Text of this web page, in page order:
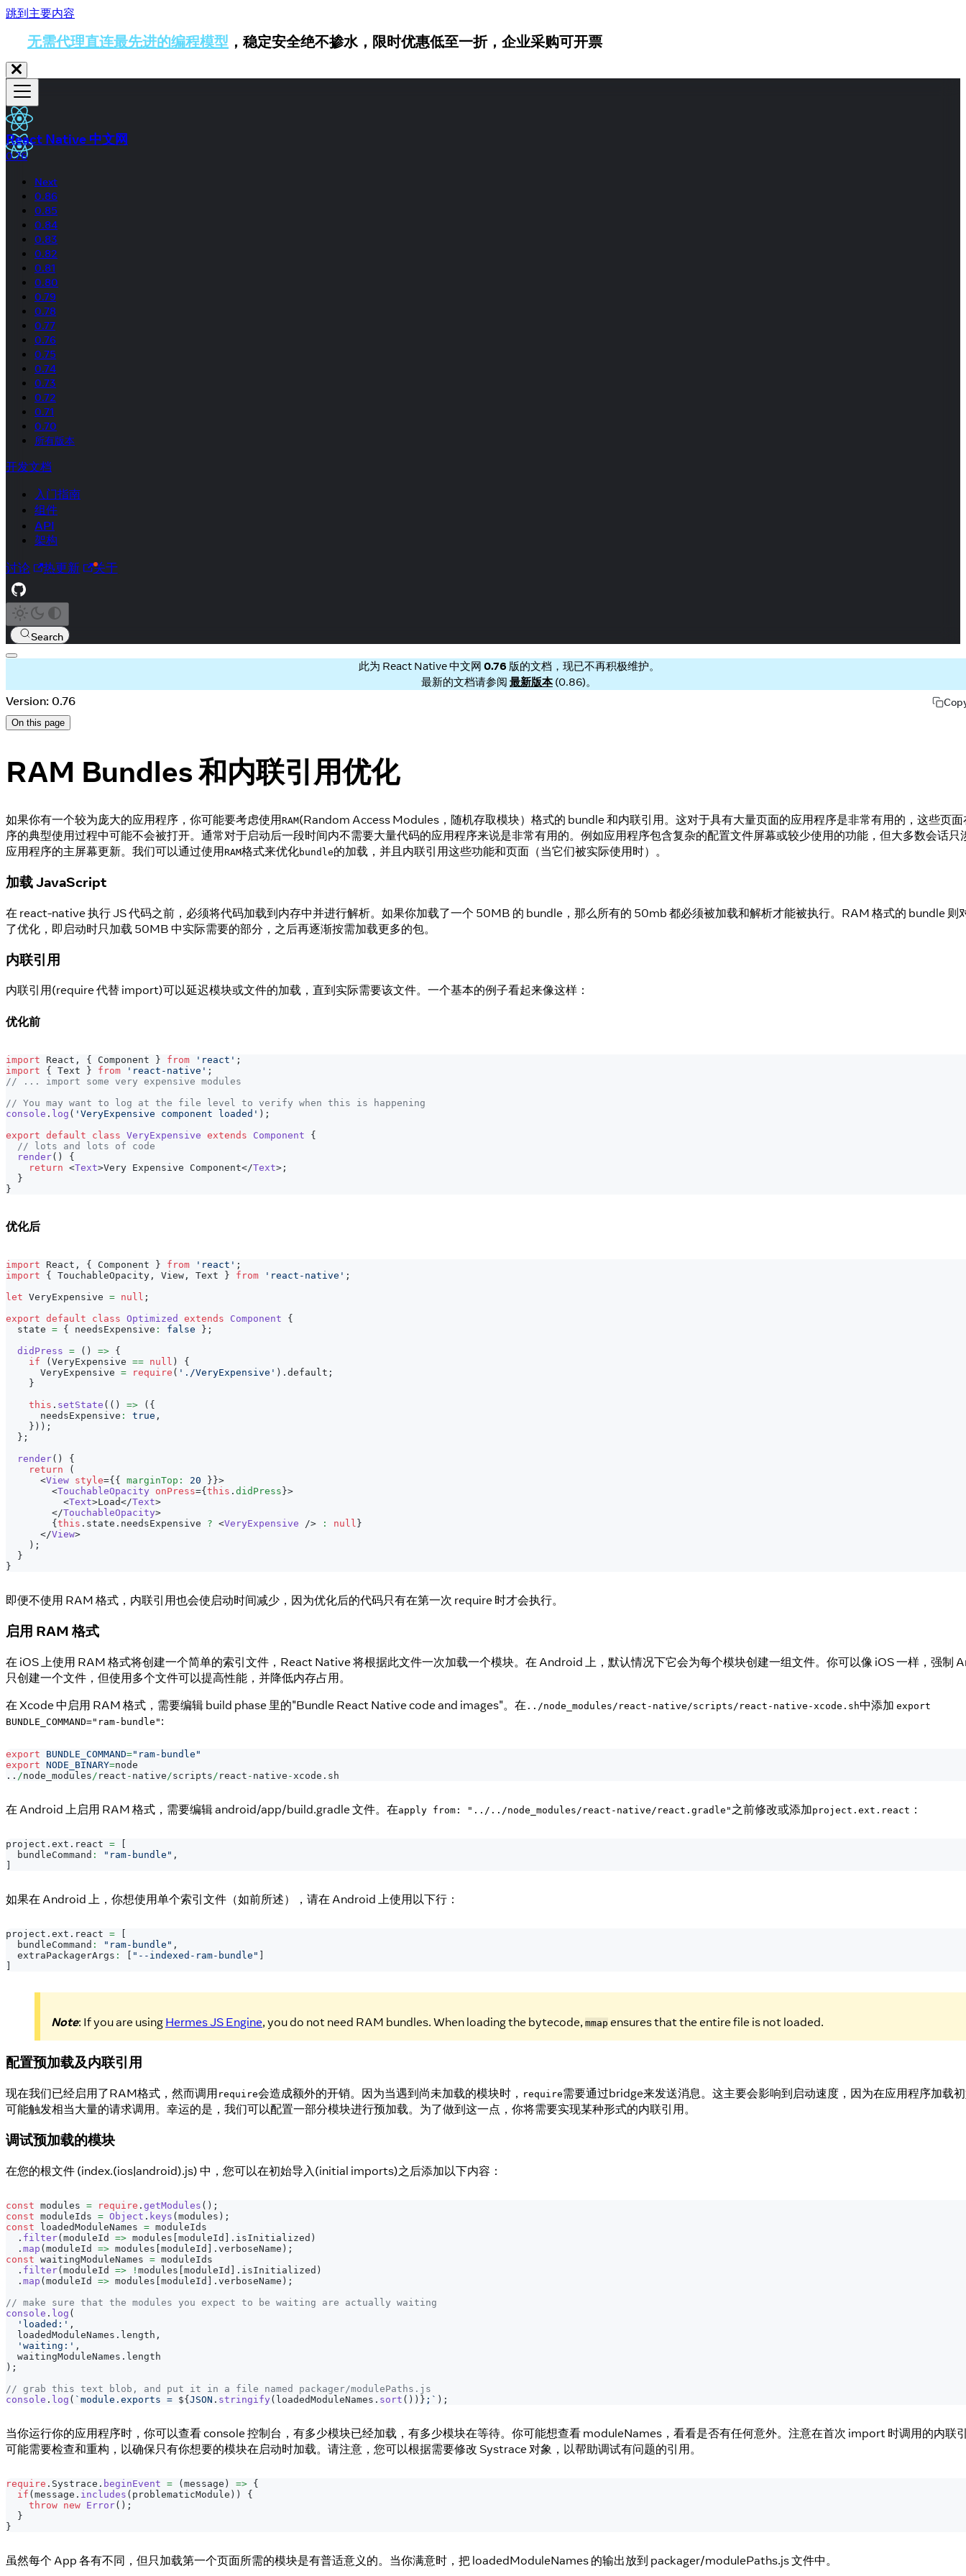
跳到主要内容
无需代理直连最先进的编程模型 ，稳定安全绝不掺水，限时优惠低至一折，企业采购可开票
React Native 中文网
0.76
Next
0.86
0.85
0.84
0.83
0.82
0.81
0.80
0.79
0.78
0.77
0.76
0.75
0.74
0.73
0.72
0.71
0.70
所有版本
开发文档
入门指南
组件
API
架构
讨论 热更新 关于
Search
此为 React Native 中文网 0.76 版的文档，现已不再积极维护。
最新的文档请参阅 最新版本(0.86)。
Version: 0.76
On this page
RAM Bundles 和内联引用优化
如果你有一个较为庞大的应用程序，你可能要考虑使用RAM(Random Access Modules，随机存取模块）格式的 bundle 和内联引用。这对于具有大量页面的应用程序是非常有用的，这些页
序的典型使用过程中可能不会被打开。通常对于启动后一段时间内不需要大量代码的应用程序来说是非常有用的。例如应用程序包含复杂的配置文件屏幕或较少使用的功能，但大多数会话只
应用程序的主屏幕更新。我们可以通过使用RAM格式来优化bundle的加载，并且内联引用这些功能和页面（当它们被实际使用时）。
加载 JavaScript
在 react-native 执行 JS 代码之前，必须将代码加载到内存中并进行解析。如果你加载了一个 50MB 的 bundle，那么所有的 50mb 都必须被加载和解析才能被执行。RAM 格式的 bundle 则
了优化，即启动时只加载 50MB 中实际需要的部分，之后再逐渐按需加载更多的包。
内联引用
内联引用(require 代替 import)可以延迟模块或文件的加载，直到实际需要该文件。一个基本的例子看起来像这样：
优化前
import React , { Component } from 'react' ;
import
{ Text } from 'react-native' ;
// ... import some very expensive modules
// You may want to log at the file level to verify when this is happening
console . log ( 'VeryExpensive component loaded' ) ;
export default class VeryExpensive extends Component
{
// lots and lots of code
render( )
{
return <Text>Very Expensive Component</Text> ;
}
}
优化后
import React , { Component } from 'react' ;
import
{ TouchableOpacity , View , Text } from 'react-native' ;
let VeryExpensive = null ;
export default class Optimized extends Component
{
  state
= { needsExpensive : false } ;
didPress = ( ) => {
if
( VeryExpensive == null )
{
VeryExpensive = require ( './VeryExpensive' ) . default ;
}
this . setState ( ( ) => ( {
      needsExpensive
: true ,
} ) ) ;
} ;
render( )
{
return
(
<View style={ { marginTop : 20 } }>
<TouchableOpacity onPress={ this . didPress }>
<Text>Load</Text>
</TouchableOpacity>
{ this . state . needsExpensive ? <VeryExpensive /> : null }
</View>
) ;
}
}
即便不使用 RAM 格式，内联引用也会使启动时间减少，因为优化后的代码只有在第一次 require 时才会执行。
启用 RAM 格式
在 iOS 上使用 RAM 格式将创建一个简单的索引文件，React Native 将根据此文件一次加载一个模块。在 Android 上，默认情况下它会为每个模块创建一组文件。你可以像 iOS 一样，强制
只创建一个文件，但使用多个文件可以提高性能，并降低内存占用。
在 Xcode 中启用 RAM 格式，需要编辑 build phase 里的"Bundle React Native code and images"。在 ../node_modules/react-native/scripts/react-native-xcode.sh中添加 export
BUNDLE_COMMAND="ram-bundle" :
export BUNDLE_COMMAND="ram-bundle"
export NODE_BINARY=node
. . /node_modules / react - native /scripts / react - native - xcode . sh
在 Android 上启用 RAM 格式，需要编辑 android/app/build.gradle 文件。在apply from: "../../node_modules/react-native/react.gradle" 之前修改或添加project.ext.react ：
project . ext . react =
  bundleCommand
: "ram-bundle" ,
如果在 Android 上，你想使用单个索引文件（如前所述），请在 Android 上使用以下行：
project . ext . react =
  bundleCommand
: "ram-bundle" ,
  extraPackagerArgs
: "--indexed-ram-bundle"
Note: If you are using Hermes JS Engine, you do not need RAM bundles. When loading the bytecode, mmap ensures that the entire file is not loaded.
配置预加载及内联引用
现在我们已经启用了RAM格式，然而调用 require会造成额外的开销。因为当遇到尚未加载的模块时， require需要通过bridge来发送消息。这主要会影响到启动速度，因为在应用程序加载
可能触发相当大量的请求调用。幸运的是，我们可以配置一部分模块进行预加载。为了做到这一点，你将需要实现某种形式的内联引用。
调试预加载的模块
在您的根文件 (index.(ios|android).js) 中，您可以在初始导入(initial imports)之后添加以下内容：
const modules = require . getModules ( ) ;
const moduleIds = Object . keys (modules ) ;
const loadedModuleNames = moduleIds
. filter(moduleId => modules [moduleId ] . isInitialized )
. map (moduleId => modules [moduleId ] . verboseName ) ;
const waitingModuleNames = moduleIds
. filter(moduleId => ! modules [moduleId ] . isInitialized )
. map (moduleId => modules [moduleId ] . verboseName ) ;
// make sure that the modules you expect to be waiting are actually waiting
console . log (
'loaded:' ,
  loadedModuleNames
. length ,
'waiting:' ,
  waitingModuleNames
. length
) ;
// grab this text blob, and put it in a file named packager/modulePaths.js
console . log ( ` module.exports = ${JSON . stringify ( loadedModuleNames . sort ( ) ) } ; ` ) ;
当你运行你的应用程序时，你可以查看 console 控制台，有多少模块已经加载，有多少模块在等待。你可能想查看 moduleNames，看看是否有任何意外。注意在首次 import 时调用的内联
可能需要检查和重构，以确保只有你想要的模块在启动时加载。请注意，您可以根据需要修改 Systrace 对象，以帮助调试有问题的引用。
require . Systrace . beginEvent = (message ) => {
if (message . includes ( problematicModule ) )
{
throw new Error( ) ;
}
}
虽然每个 App 各有不同，但只加载第一个页面所需的模块是有普适意义的。当你满意时，把 loadedModuleNames 的输出放到 packager/modulePaths.js 文件中。